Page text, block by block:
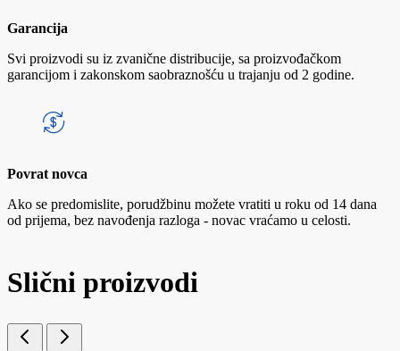
Garancija
Svi proizvodi su iz zvanične distribucije, sa proizvođačkom
garancijom i zakonskom saobraznošću u trajanju od 2 godine.
Povrat novca
Ako se predomislite, porudžbinu možete vratiti u roku od 14 dana
od prijema, bez navođenja razloga - novac vraćamo u celosti.
Slični proizvodi